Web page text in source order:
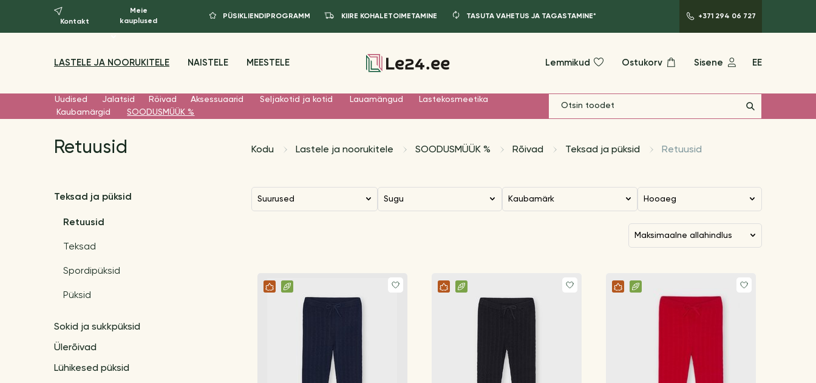
Kontakt
Meie
kauplused
PÜSIKLIENDIPROGRAMM KIIRE KOHALETOIMETAMINE TASUTA VAHETUS JA TAGASTAMINE* +371 294 06 727
LASTELE JA NOORUKITELE NAISTELE MEESTELE Lemmikud Ostukorv Sisene EE
Uudised Jalatsid Rõivad Aksessuaarid Seljakotid ja kotid Lauamängud
Lastekosmeetika
Kaubamärgid
SOODUSMÜÜK %
Retuusid Kodu Lastele ja noorukitele SOODUSMÜÜK % Rõivad Teksad ja püksid Retuusid
Teksad ja püksid
Retuusid
Teksad
Spordipüksid
Püksid
Sokid ja sukkpüksid
Ülerõivad
Lühikesed püksid
Suurused Sugu Kaubamärk Hooaeg
maksimaalne allahindlus